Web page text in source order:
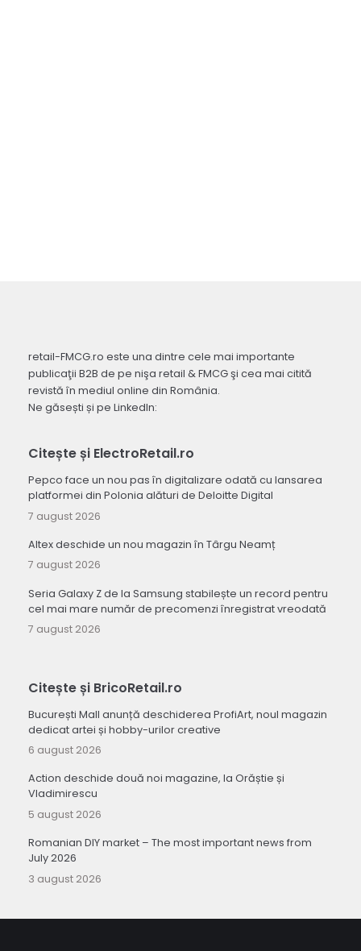
retail-FMCG.ro este una dintre cele mai importante
publicaţii B2B de pe nişa retail & FMCG şi cea mai citită
revistă în mediul online din România.
Ne găsești și pe LinkedIn:
Citește și ElectroRetail.ro
Pepco face un nou pas în digitalizare odată cu lansarea
platformei din Polonia alături de Deloitte Digital
7 august 2026
Altex deschide un nou magazin în Târgu Neamț
7 august 2026
Seria Galaxy Z de la Samsung stabilește un record pentru
cel mai mare număr de precomenzi înregistrat vreodată
7 august 2026
Citește și BricoRetail.ro
București Mall anunță deschiderea ProfiArt, noul magazin
dedicat artei și hobby-urilor creative
6 august 2026
Action deschide două noi magazine, la Orăștie și
Vladimirescu
5 august 2026
Romanian DIY market – The most important news from
July 2026
3 august 2026